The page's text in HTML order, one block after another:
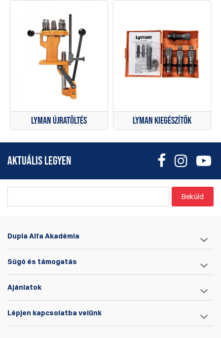
Lyman újratöltés Lyman kiegészítők
AKTUÁLIS LEGYEN
Beküld
Dupla Alfa Akadémia
Súgó és támogatás
Ajánlatok
Lépjen kapcsolatba velünk